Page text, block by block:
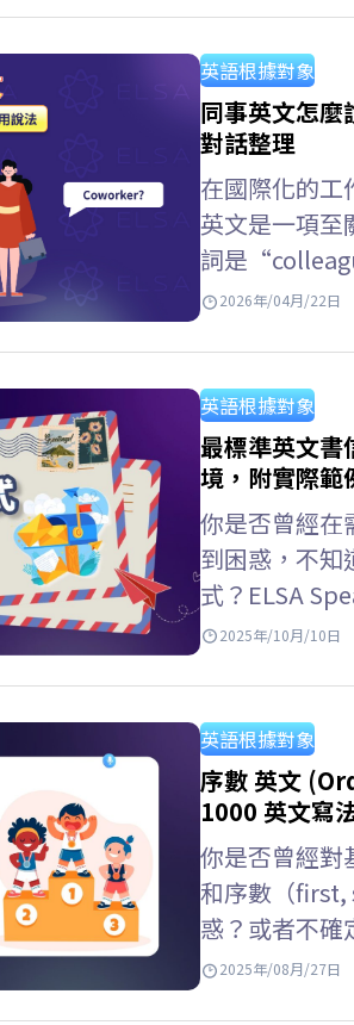
流暢且符合語
術申請與個人
Takeaways 核
傳
（Personal
歷背景、個人
力（
英語根據對象
同事英文怎麼
對話整理
在國際化的工
英文是一項至
詞是
中，還有許多
使用英語，你
行練習。 同
些常用的英語
事”，以及它
音和用法，以
表達自己。
同事（正式）
合；也可指同
公司工作的
2026年/04月/22日
英語根據對象
最標準英文書
境，附實際範
你是否曾經在
到困惑，不知
式？ELSA
一部分的細節
友、公司或組
式 ELSA
文書信格式 機
信格式、英文
信格式作文等
例，幫助學習
各種場合。
譯中文網站推
2025年/10月/10日
英語根據對象
序數 英文
1000 英文寫
你是否曾經對
和序數（
惑？或者不確
怎麼讀、怎麼
2025年/08月/27日